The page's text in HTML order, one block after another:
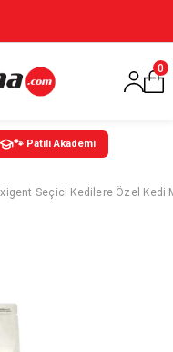
0
🐾 Patili Akademi
Seçici Kedilere Özel Kedi